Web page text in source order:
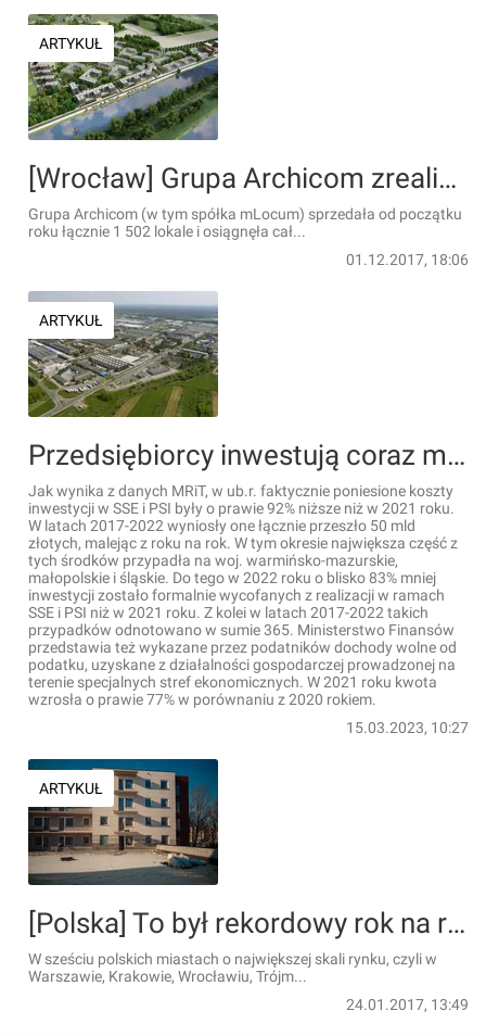
ARTYKUŁ
[Wrocław] Grupa Archicom zrealizowała już plany sprzedażowe przewidziane na cały 2017 rok
Grupa Archicom (w tym spółka mLocum) sprzedała od początku
roku łącznie 1 502 lokale i osiągnęła cał...
01.12.2017, 18:06
ARTYKUŁ
Przedsiębiorcy inwestują coraz mniej środków w SSE i PSI. Spadek rdr. wynosi ponad 90 proc.
Jak wynika z danych MRiT, w ub.r. faktycznie poniesione koszty
inwestycji w SSE i PSI były o prawie 92% niższe niż w 2021 roku.
W latach 2017-2022 wyniosły one łącznie przeszło 50 mld
złotych, malejąc z roku na rok. W tym okresie największa część z
tych środków przypadła na woj. warmińsko-mazurskie,
małopolskie i śląskie. Do tego w 2022 roku o blisko 83% mniej
inwestycji zostało formalnie wycofanych z realizacji w ramach
SSE i PSI niż w 2021 roku. Z kolei w latach 2017-2022 takich
przypadków odnotowano w sumie 365. Ministerstwo Finansów
przedstawia też wykazane przez podatników dochody wolne od
podatku, uzyskane z działalności gospodarczej prowadzonej na
terenie specjalnych stref ekonomicznych. W 2021 roku kwota
wzrosła o prawie 77% w porównaniu z 2020 rokiem.
15.03.2023, 10:27
ARTYKUŁ
[Polska] To był rekordowy rok na rynku mieszkaniowym. Co nas czeka w 2017?
W sześciu polskich miastach o największej skali rynku, czyli w
Warszawie, Krakowie, Wrocławiu, Trójm...
24.01.2017, 13:49